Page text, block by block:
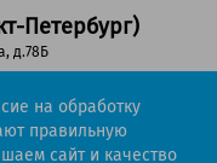
Петербург)
д.78Б
на обработку
правильную
сайт и качество